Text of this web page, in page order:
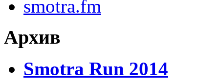
smotra.fm
Архив
Smotra Run 2014